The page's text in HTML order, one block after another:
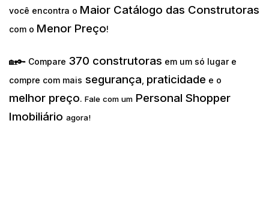
você encontra o Maior Catálogo das Construtoras
com o Menor Preço!
🏡🔑 Compare 370 construtoras em um só lugar e
compre com mais segurança praticidade e o
melhor preço. Fale com um Personal Shopper
Imobiliário agora!